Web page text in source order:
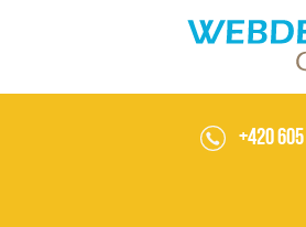
Weblog o tvorbě
+420